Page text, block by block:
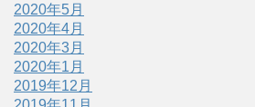
2020年5月
2020年4月
2020年3月
2020年1月
2019年12月